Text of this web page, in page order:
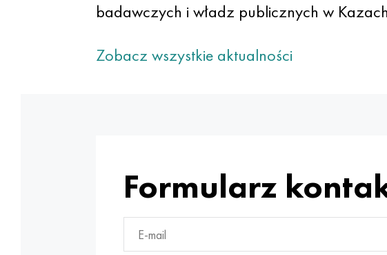
badawczych i władz publicznych w
Zobacz wszystkie aktualności
Formularz